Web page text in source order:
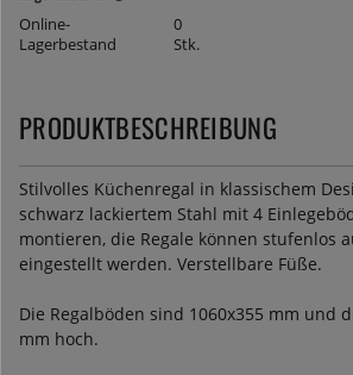
Online-
Lagerbestand
0
Stk.
PRODUKTBESCHREIBUNG
Stilvolles Küchenregal in klassischem
schwarz lackiertem Stahl mit 4
montieren, die Regale können stufenlos
eingestellt werden. Verstellbare Füße.
Die Regalböden sind 1060x355 mm und
mm hoch.